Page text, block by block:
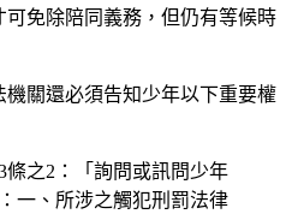
免除陪同義務，但仍有等候時
關還必須告知少年以下重要權
條之2：「詢問或訊問少年
一、所涉之觸犯刑罰法律